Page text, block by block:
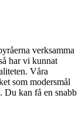
verksamma
har vi kunnat
Våra
som modersmål
Du kan få en snabb